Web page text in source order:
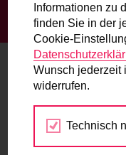
Routenplaner
Mit dem Fahrrad in
beste Route.
Wunschbox
Sie haben ein
STARTSEITE
RADÜBUNGSPLATZ
19.
JUL
2026
Informationen zu
finden Sie in der
Cookie-
Wunsch jederzeit
widerrufen.
Technisch